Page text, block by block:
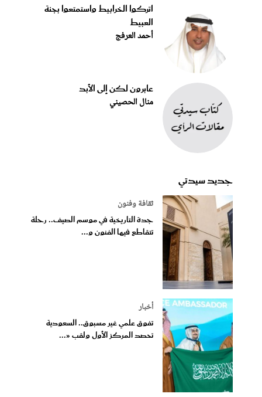
اتركوا الخرابيط واستمتعوا بجنة
العبيط
أحمد العرفج
عابرون لكن إلى الأبد
منال الحصيني
جديد سيدتي
ثقافة وفنون
جدة التاريخية في موسم الصيف.. رحلة
تتقاطع فيها الفنون و...
أخبار
تفوق علمي غير مسبوق.. السعودية
تحصد المركز الأول ولقب «...